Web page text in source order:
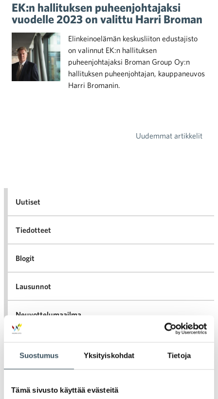
Suostumus Yksityiskohdat Tietoja
Tämä sivusto käyttää evästeitä
EK:n hallituksen puheenjohtajaksi
vuodelle 2023 on valittu Harri Broman
Elinkeinoelämän keskusliiton edustajisto
on valinnut EK:n hallituksen
puheenjohtajaksi Broman Group Oy:n
hallituksen puheenjohtajan, kauppaneuvos
Harri Bromanin.
Uudemmat artikkelit
Uutiset
Tiedotteet
Blogit
Lausunnot
Neuvottelumaailma
Häiriötilanteisiin varautuminen
Kannattavakauppa.fi